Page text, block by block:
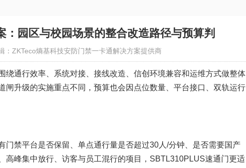
：园区与校园场景的整合改造路径与预算判
：ZKTeco熵基科技安防门禁一卡通解决方案提供商
绕通行效率、系统对接、接线改造、信创环境兼容和运维方式做整体
闸升级的实施重点不同，预算也会因点位数量、平台接口、双轨运行
门禁平台是否保留、单点通行量是否超过30人/分钟、是否需要国产
高峰集中放行、访客与员工混行的项目，SBTL310PLUS速通门更适